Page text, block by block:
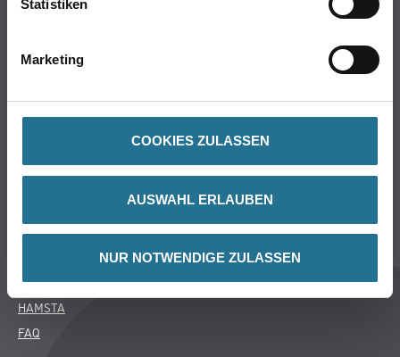
Statistiken
Marketing
COOKIES ZULASSEN
AUSWAHL ERLAUBEN
NUR NOTWENDIGE ZULASSEN
Werkzeug & Maschinen
Verbrauchsmaterialien
Unternehmen
Services
M-Plus
HAMSTA
FAQ